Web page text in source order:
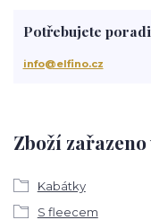
Zboží
Kabátky
S fleecem
Potřebujete
info@elfino.cz